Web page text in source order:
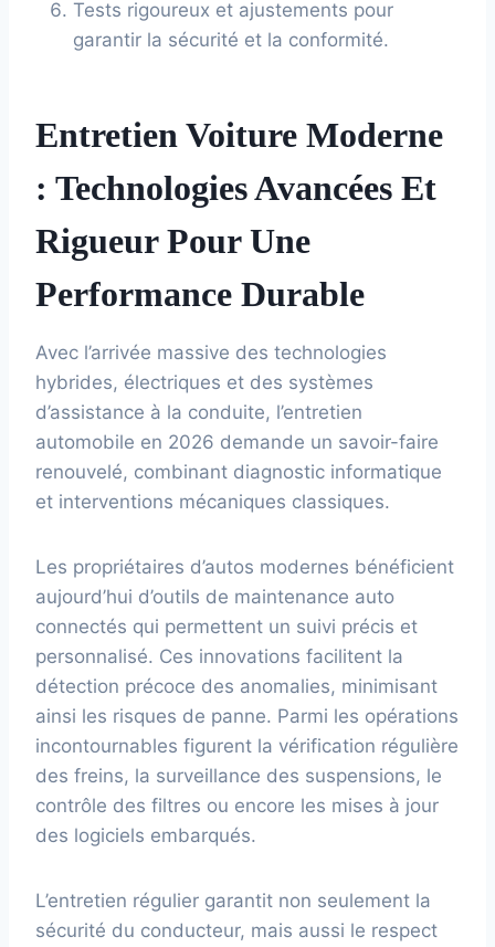
Tests rigoureux et ajustements pour
garantir la sécurité et la conformité.
Entretien Voiture Moderne
: Technologies Avancées Et
Rigueur Pour Une
Performance Durable
Avec l’arrivée massive des technologies
hybrides, électriques et des systèmes
d’assistance à la conduite, l’entretien
automobile en 2026 demande un savoir-faire
renouvelé, combinant diagnostic informatique
et interventions mécaniques classiques.
Les propriétaires d’autos modernes bénéficient
aujourd’hui d’outils de maintenance auto
connectés qui permettent un suivi précis et
personnalisé. Ces innovations facilitent la
détection précoce des anomalies, minimisant
ainsi les risques de panne. Parmi les opérations
incontournables figurent la vérification régulière
des freins, la surveillance des suspensions, le
contrôle des filtres ou encore les mises à jour
des logiciels embarqués.
L’entretien régulier garantit non seulement la
sécurité du conducteur, mais aussi le respect